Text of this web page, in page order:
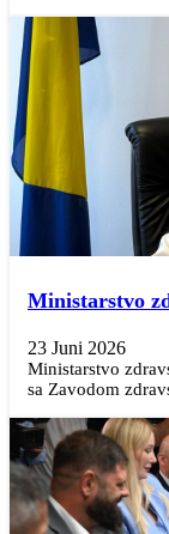
Ministarstvo
23 Juni 2026
Ministarstvo
sa Zavodom